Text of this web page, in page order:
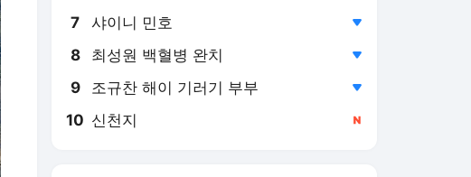
7 샤이니 민호
8 최성원 백혈병 완치
9 조규찬 해이 기러기 부부
10 신천지